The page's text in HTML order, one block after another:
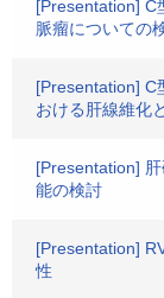
[Presentation] C
脈瘤についての
[Presentation] C
おける肝線維化
[Presentation]
能の検討
[Presentation]
性